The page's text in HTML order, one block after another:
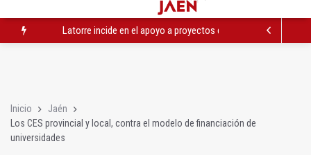
Latorre incide en el apoyo a proyectos de cooperación
Inicio
Jaén
Los CES provincial y local, contra el modelo de financiación de
universidades